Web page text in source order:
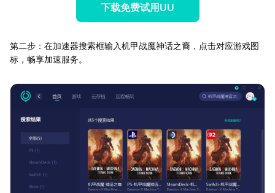
下载免费试用UU
第二步：在加速器搜索框输入机甲战魔神话之裔，点击对应游戏图
标，畅享加速服务。